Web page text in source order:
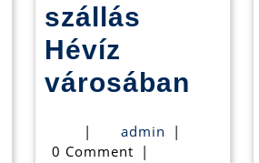
állólámpa
szállás
Hévíz
városában
| admin admin
|
0 Comment |